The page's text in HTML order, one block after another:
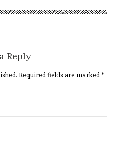
Reply
Required fields are marked*